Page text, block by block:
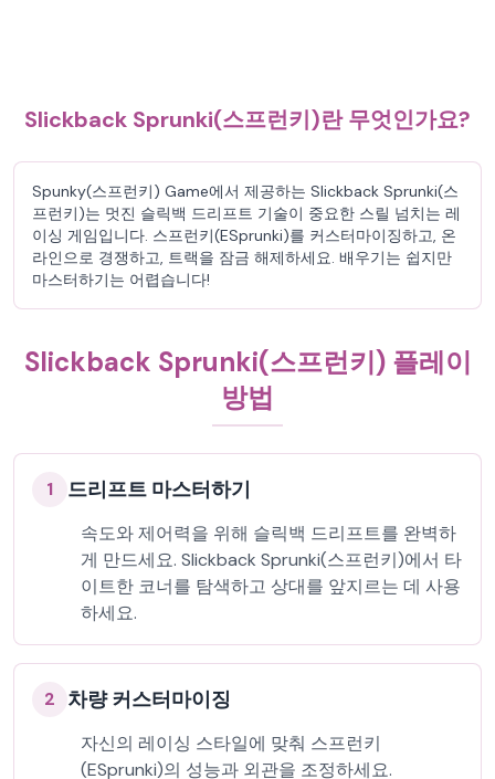
Slickback Sprunki(스프런키)란 무엇인가요?
Spunky(스프런키) Game에서 제공하는 Slickback Sprunki(스
프런키)는 멋진 슬릭백 드리프트 기술이 중요한 스릴 넘치는 레
이싱 게임입니다. 스프런키(ESprunki)를 커스터마이징하고, 온
라인으로 경쟁하고, 트랙을 잠금 해제하세요. 배우기는 쉽지만
마스터하기는 어렵습니다!
Slickback Sprunki(스프런키) 플레이
방법
1 드리프트 마스터하기
속도와 제어력을 위해 슬릭백 드리프트를 완벽하
게 만드세요. Slickback Sprunki(스프런키)에서 타
이트한 코너를 탐색하고 상대를 앞지르는 데 사용
하세요.
2 차량 커스터마이징
자신의 레이싱 스타일에 맞춰 스프런키
(ESprunki)의 성능과 외관을 조정하세요.